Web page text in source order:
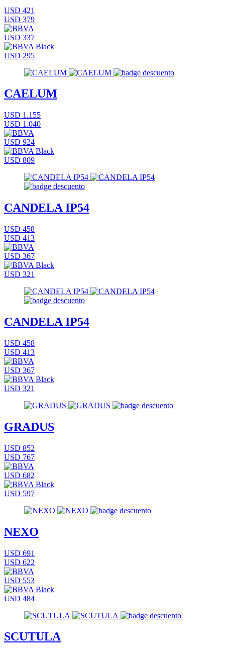
USD 421
USD 379
USD 337
USD 295
CAELUM
USD 1.155
USD 1.040
USD 924
USD 809
CANDELA IP54
USD 458
USD 413
USD 367
USD 321
CANDELA IP54
USD 458
USD 413
USD 367
USD 321
GRADUS
USD 852
USD 767
USD 682
USD 597
NEXO
USD 691
USD 622
USD 553
USD 484
SCUTULA